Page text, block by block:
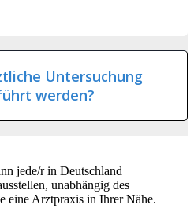
Untersuchung
werden?
jede/r in Deutschland
unabhängig des
eine Arztpraxis in Ihrer Nähe.